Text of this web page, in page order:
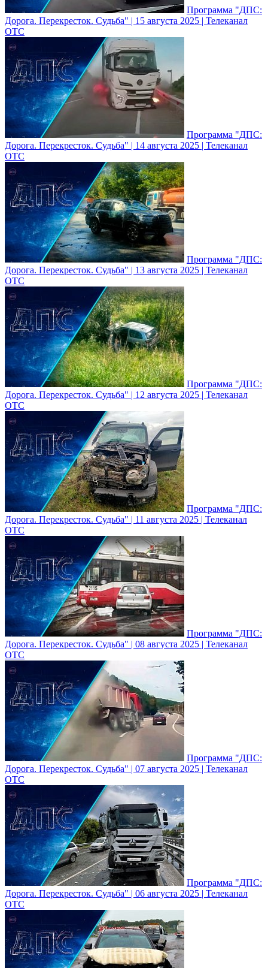
Программа "ДПС:
Дорога. Перекресток. Судьба" | 15 августа 2025 | Телеканал
ОТС
Программа "ДПС:
Дорога. Перекресток. Судьба" | 14 августа 2025 | Телеканал
ОТС
Программа "ДПС:
Дорога. Перекресток. Судьба" | 13 августа 2025 | Телеканал
ОТС
Программа "ДПС:
Дорога. Перекресток. Судьба" | 12 августа 2025 | Телеканал
ОТС
Программа "ДПС:
Дорога. Перекресток. Судьба" | 11 августа 2025 | Телеканал
ОТС
Программа "ДПС:
Дорога. Перекресток. Судьба" | 08 августа 2025 | Телеканал
ОТС
Программа "ДПС:
Дорога. Перекресток. Судьба" | 07 августа 2025 | Телеканал
ОТС
Программа "ДПС:
Дорога. Перекресток. Судьба" | 06 августа 2025 | Телеканал
ОТС